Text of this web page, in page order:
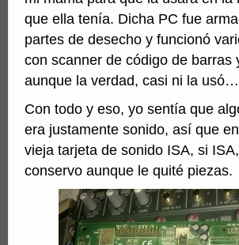
que ella tenía. Dicha PC fue
partes de desecho y funcionó
con scanner de código de barras
aunque la verdad, casi ni la
Con todo y eso, yo sentía que
era justamente sonido, así que
vieja tarjeta de sonido ISA, si
conservo aunque le quité piezas.